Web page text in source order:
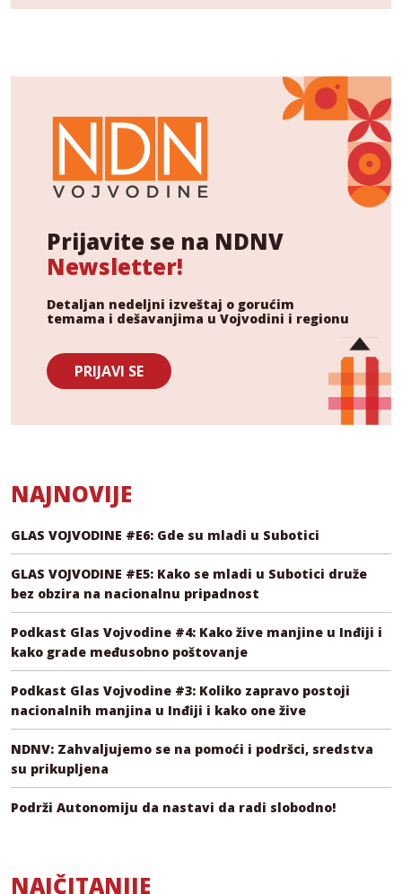
Prijavite se na NDNV
Newsletter!
Detaljan nedeljni izveštaj o gorućim
temama i dešavanjima u Vojvodini i regionu
PRIJAVI SE
NAJNOVIJE
GLAS VOJVODINE #E6: Gde su mladi u Subotici
GLAS VOJVODINE #E5: Kako se mladi u Subotici druže
bez obzira na nacionalnu pripadnost
Podkast Glas Vojvodine #4: Kako žive manjine u Inđiji i
kako grade međusobno poštovanje
Podkast Glas Vojvodine #3: Koliko zapravo postoji
nacionalnih manjina u Inđiji i kako one žive
NDNV: Zahvaljujemo se na pomoći i podršci, sredstva
su prikupljena
Podrži Autonomiju da nastavi da radi slobodno!
NAJČITANIJE